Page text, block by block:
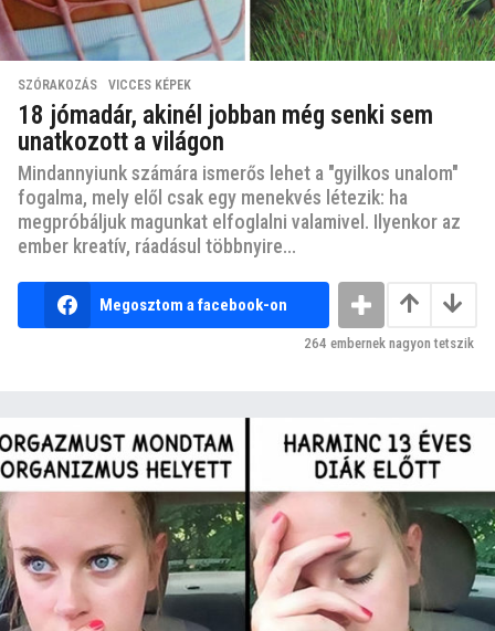
SZÓRAKOZÁS ,VICCES KÉPEK
18 jómadár, akinél jobban még senki sem
unatkozott a világon
Mindannyiunk számára ismerős lehet a "gyilkos unalom"
fogalma, mely elől csak egy menekvés létezik: ha
megpróbáljuk magunkat elfoglalni valamivel. Ilyenkor az
ember kreatív, ráadásul többnyire...
Megosztom a facebook-on
264 embernek nagyon tetszik